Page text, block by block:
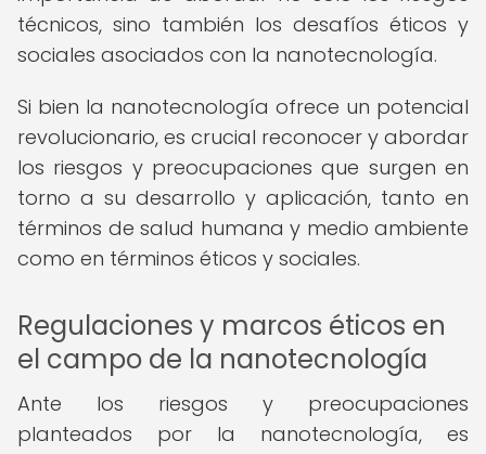
técnicos, sino también los desafíos éticos y
sociales asociados con la nanotecnología.
Si bien la nanotecnología ofrece un potencial
revolucionario, es crucial reconocer y abordar
los riesgos y preocupaciones que surgen en
torno a su desarrollo y aplicación, tanto en
términos de salud humana y medio ambiente
como en términos éticos y sociales.
Regulaciones y marcos éticos en
el campo de la nanotecnología
Ante los riesgos y preocupaciones
planteados por la nanotecnología, es